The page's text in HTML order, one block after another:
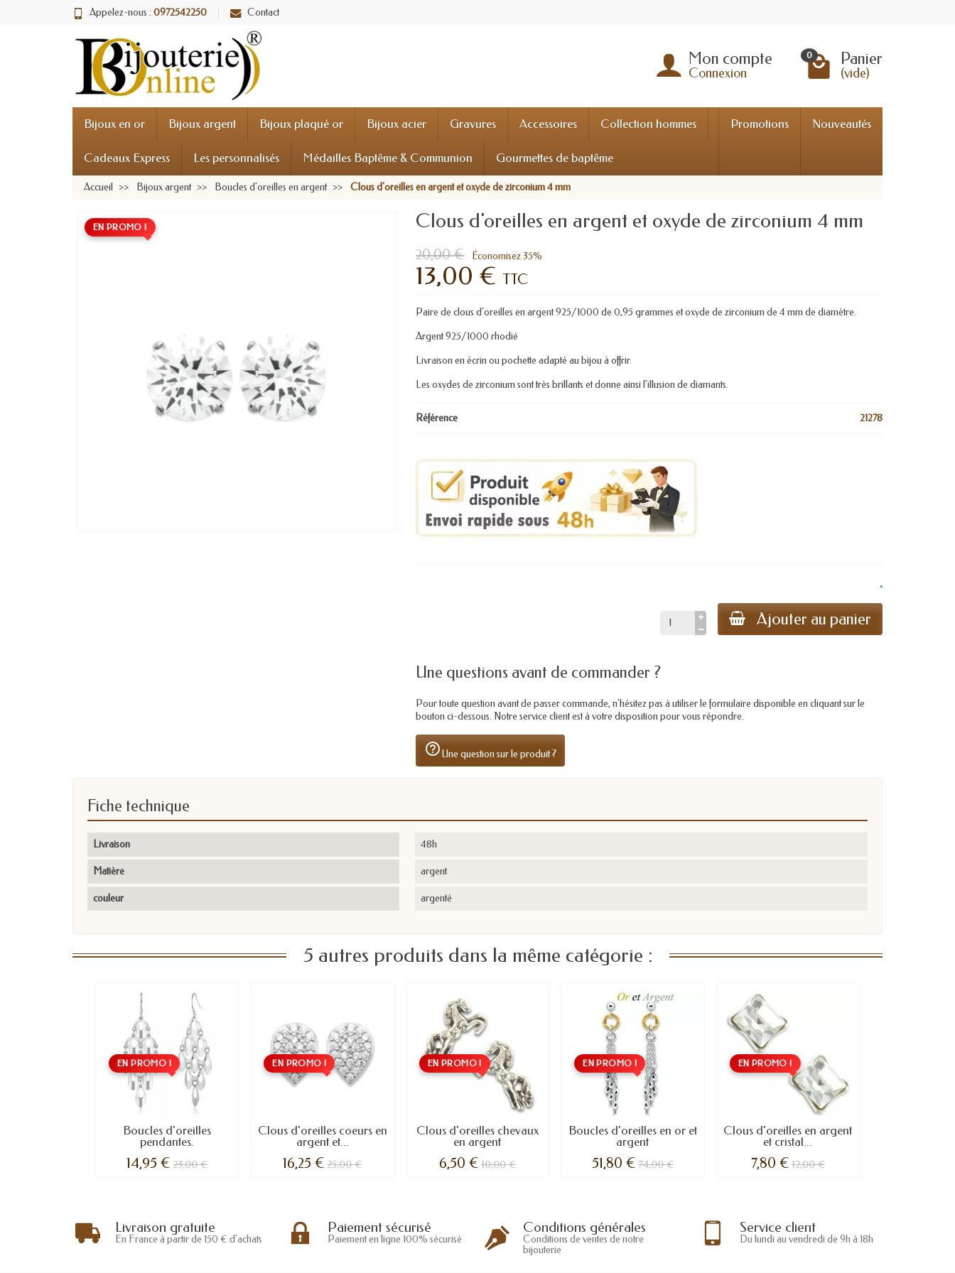
Appelez-nous : 0972542250 Contact
Mon compte
Connexion
0 Panier
(vide)
Bijoux en or Bijoux argent Bijoux plaqué or Bijoux acier Gravures Accessoires Collection hommes
Cadeaux Express Les personnalisés Médailles Baptême & Communion Gourmettes de baptême
Promotions Nouveautés
Accueil Bijoux argent Boucles d'oreilles en argent Clous d'oreilles en argent et oxyde de zirconium 4 mm
EN PROMO ! Clous d'oreilles en argent et oxyde de zirconium 4 mm
20,00 € Économisez 35%
13,00 € TTC
Paire de clous d'oreilles en argent 925/1000 de 0,95 grammes et oxyde de zirconium de 4 mm de diamètre.
Argent 925/1000 rhodié
Livraison en écrin ou pochette adapté au bijou à offrir.
Les oxydes de zirconium sont très brillants et donne ainsi l'illusion de diamants.
Référence 21278
.
Ajouter au panier
Une questions avant de commander ?
Pour toute question avant de passer commande, n'hésitez pas à utiliser le formulaire disponible en cliquant sur le
bouton ci-dessous. Notre service client est à votre disposition pour vous répondre.
help_outlineUne question sur le produit ?
Fiche technique
Livraison 48h
Matière argent
couleur argenté
5 autres produits dans la même catégorie :
EN PROMO !
Boucles d'oreilles
pendantes.
14,95 € 23,00 €
EN PROMO !
Clous d'oreilles coeurs en
argent et...
16,25 € 25,00 €
EN PROMO !
Clous d'oreilles chevaux
en argent
6,50 € 10,00 €
EN PROMO !
Boucles d'oreilles en or et
argent
51,80 € 74,00 €
EN PROMO !
Clous d'oreilles en argent
et cristal...
7,80 € 12,00 €
Livraison gratuite
En France à partir de 150 € d'achats
Paiement sécurisé
Paiement en ligne 100% sécurisé
Conditions générales
Conditions de ventes de notre
bijouterie
Service client
Du lundi au vendredi de 9h à 18h